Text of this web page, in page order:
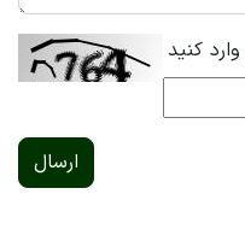
کنید
ارسال